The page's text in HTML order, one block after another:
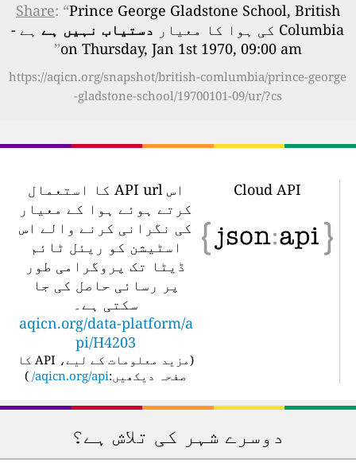
Share : “Prince George Gladstone School, British
Columbia کی ہوا کا معیار
دستیاب نہیں ہےہے -
on Thursday, Jan 1st 1970, 09:00 am
”
https://aqicn.org/snapshot/british-comlumbia/prince-george
-gladstone-school/19700101-09/ur/?cs
Cloud API
اس API url کا استعمال
کرتے ہوئے ہوا کے معیار
کی نگرانی کرنے والے اس
اسٹیشن کو ریئل ٹائم
ڈیٹا تک پروگرامی طور
پر رسائی حاصل کی جا
سکتی ہے۔
aqicn.org/data-platform/a
pi/H4203
مزید معلومات کے لیے، API کا
صفحہ دیکھیں:aqicn.org/api/
)
دوسرے شہر کی تلاش ہے؟